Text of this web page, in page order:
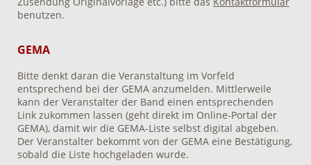
benutzen.
GEMA
Bitte denkt daran die Veranstaltung im Vorfeld
entsprechend bei der GEMA anzumelden. Mittlerweile
kann der Veranstalter der Band einen entsprechenden
Link zukommen lassen (geht direkt im Online-Portal der
GEMA), damit wir die GEMA-Liste selbst digital abgeben.
Der Veranstalter bekommt von der GEMA eine Bestätigung,
sobald die Liste hochgeladen wurde.